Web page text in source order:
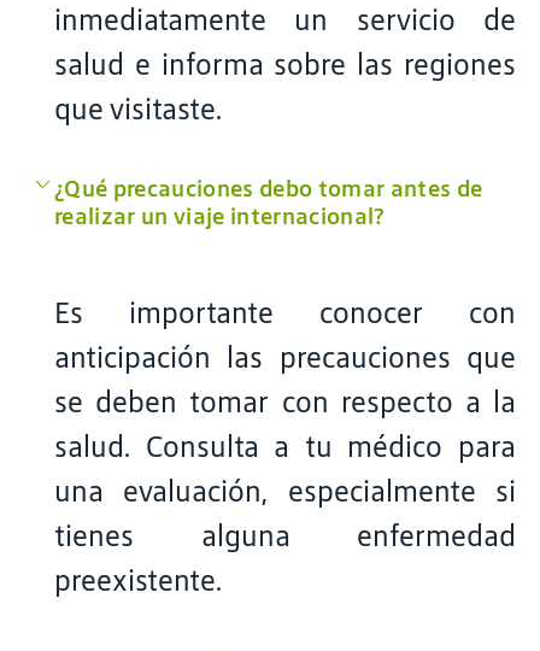
inmediatamente un servicio de
salud e informa sobre las regiones
que visitaste.
¿Qué precauciones debo tomar antes de
realizar un viaje internacional?
Es importante conocer con
anticipación las precauciones que
se deben tomar con respecto a la
salud. Consulta a tu médico para
una evaluación, especialmente si
tienes alguna enfermedad
preexistente.